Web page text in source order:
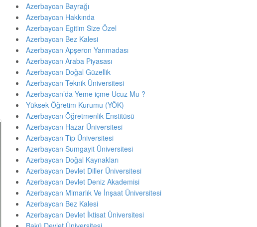
Azerbaycan Bayrağı
Azerbaycan Hakkında
Azerbaycan Egitim Size Özel
Azerbaycan Bez Kalesi
Azerbaycan Apşeron Yarımadası
Azerbaycan Araba Piyasası
Azerbaycan Doğal Güzellik
Azerbaycan Teknik Üniversitesi
Azerbaycan’da Yeme içme Ucuz Mu ?
Yüksek Öğretim Kurumu (YÖK)
Azerbaycan Öğretmenlik Enstitüsü
Azerbaycan Hazar Üniversitesi
Azerbaycan Tip Üniversitesi
Azerbaycan Sumgayit Üniversitesi
Azerbaycan Doğal Kaynakları
Azerbaycan Devlet Diller Üniversitesi
Azerbaycan Devlet Deniz Akademisi
Azerbaycan Mimarlık Ve İnşaat Üniversitesi
Azerbaycan Bez Kalesi
Azerbaycan Devlet İktisat Üniversitesi